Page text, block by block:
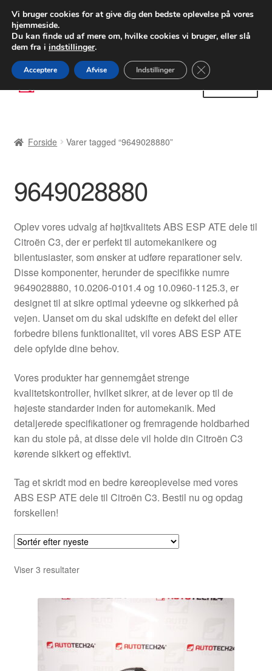
LEVERING fra 55 kr.
FEDEX verdensomspændende forsendelse
80 82 72 02
Spring
til
Spring
til
Betalinger
Kasse
Klageprocedure
Kontakte
Kurv
Levering
Min Konto
Om os
Privatlivspolitik
Forside Varer tagged “9649028880”
9649028880
Oplev vores udvalg af højtkvalitets ABS ESP ATE dele til
Citroën C3, der er perfekt til automekanikere og
bilentusiaster, som ønsker at udføre reparationer selv.
Disse komponenter, herunder de specifikke numre
9649028880, 10.0206-0101.4 og 10.0960-1125.3, er
designet til at sikre optimal ydeevne og sikkerhed på
vejen. Uanset om du skal udskifte en defekt del eller
forbedre bilens funktionalitet, vil vores ABS ESP ATE
dele opfylde dine behov.
Vores produkter har gennemgået strenge
kvalitetskontroller, hvilket sikrer, at de lever op til de
højeste standarder inden for automekanik. Med
detaljerede specifikationer og fremragende holdbarhed
kan du stole på, at disse dele vil holde din Citroën C3
kørende sikkert og effektivt.
Tag et skridt mod en bedre køreoplevelse med vores
ABS ESP ATE dele til Citroën C3. Bestil nu og opdag
forskellen!
Viser 3 resultaterSorteret
seneste
Vi bruger cookies for at give dig den bedste oplevelse på vores
hjemmeside.
Du kan finde ud af mere om, hvilke cookies vi bruger, eller slå
dem fra i indstillinger.
Acceptere Afvise Indstillinger Close GDPR